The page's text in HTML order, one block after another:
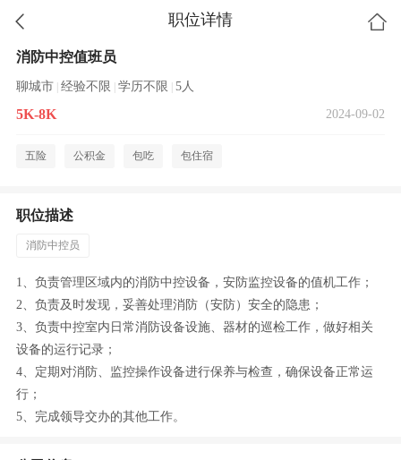
职位详情
消防中控值班员
聊城市 经验不限 学历不限 5人
5K-8K 2024-09-02
五险 公积金 包吃 包住宿
职位描述
消防中控员
1、负责管理区域内的消防中控设备，安防监控设备的值机工作；
2、负责及时发现，妥善处理消防（安防）安全的隐患；
3、负责中控室内日常消防设备设施、器材的巡检工作，做好相关
设备的运行记录；
4、定期对消防、监控操作设备进行保养与检查，确保设备正常运
行；
5、完成领导交办的其他工作。